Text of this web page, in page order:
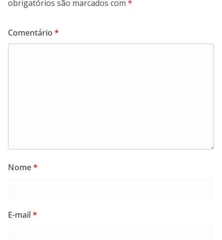
obrigatórios são marcados com *
Comentário *
Nome*
E-mail*